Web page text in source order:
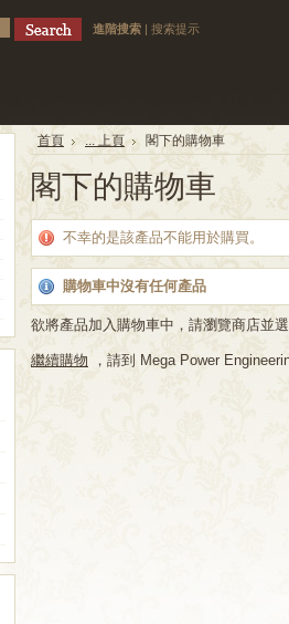
進階搜索 | 搜索提示
首頁 ... 上頁 閣下的購物車
閣下的購物車
不幸的是該產品不能用於購買。
購物車中沒有任何產品
欲將產品加入購物車中，請瀏覽商店並
繼續購物 ，請到 Mega Power